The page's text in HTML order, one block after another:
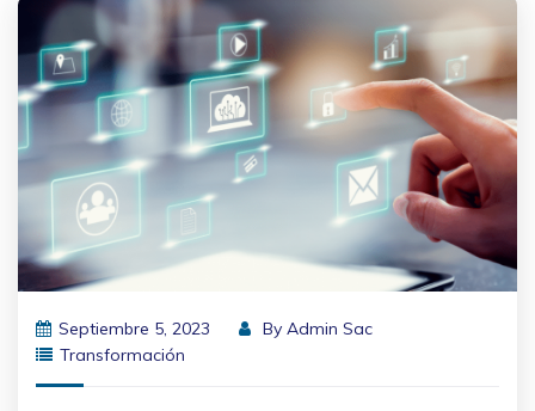
Septiembre 5, 2023 By Admin Sac
Transformación